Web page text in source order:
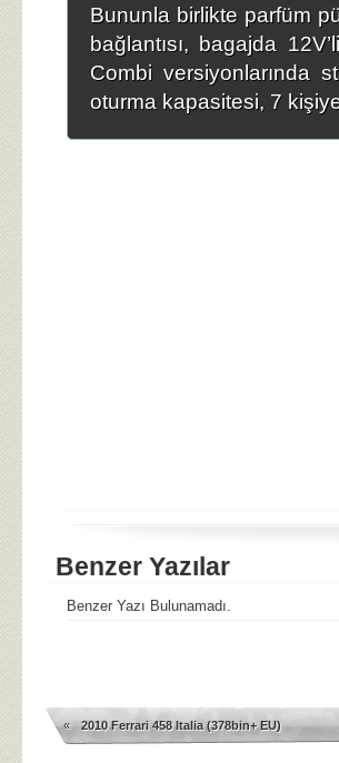
Bununla birlikte parfüm
bağlantısı, bagajda
Combi versiyonlarında
oturma kapasitesi, 7
Benzer Yazılar
Benzer Yazı Bulunamadı.
« 2010 Ferrari 458 Italia (378bin+ EU)